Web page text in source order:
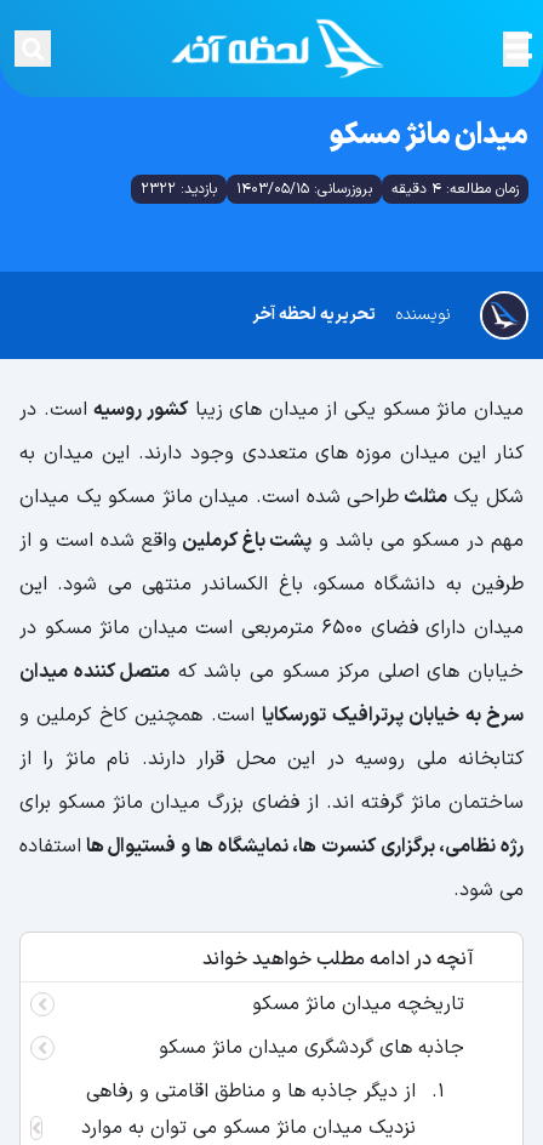
میدان مانژ مسکو
زمان مطالعه: 4 دقیقه بروزرسانی: 1403/05/15 بازدید: 2322
تحریریه لحظه آخر نویسنده
میدان مانژ مسکو یکی از میدان های زیباکشور روسیهاست. در
کنار این میدان موزه های متعددی وجود دارند. این میدان به
شکل یکمثلث طراحی شده است. میدان مانژ مسکو یک میدان
مهم در مسکو می باشد و پشت باغ کرملین واقع شده است و از
طرفین به دانشگاه مسکو، باغ الکساندر منتهی می شود. این
میدان دارای فضای 6500 مترمربعی است میدان مانژ مسکو در
خیابان های اصلی مرکز مسکو می باشد که متصل کننده میدان
سرخ به خیابان پرترافیک تورسکایااست. همچنین کاخ کرملین و
کتابخانه ملی روسیه در این محل قرار دارند. نام مانژ را از
ساختمان مانژ گرفته اند. از فضای بزرگ میدان مانژ مسکو برای
رژه نظامی، برگزاری کنسرت ها، نمایشگاه ها و فستیوال ها استفاده
می شود.
آنچه در ادامه مطلب خواهید خواند
تاریخچه میدان مانژ مسکو
جاذبه های گردشگری میدان مانژ مسکو
از دیگر جاذبه ها و مناطق اقامتی و رفاهی
نزدیک میدان مانژ مسکو می توان به موارد